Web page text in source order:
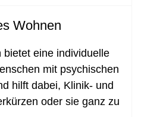
Wohnen
bietet eine individuelle
mit psychischen
hilft dabei, Klinik- und
oder sie ganz zu